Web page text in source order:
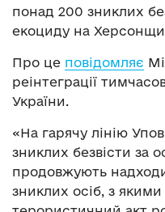
понад 200 зниклих
екоциду на
Про це повідомляє
реінтеграції
України.
«На гарячу лінію
зниклих безвісти за
продовжують
зниклих осіб, з якими